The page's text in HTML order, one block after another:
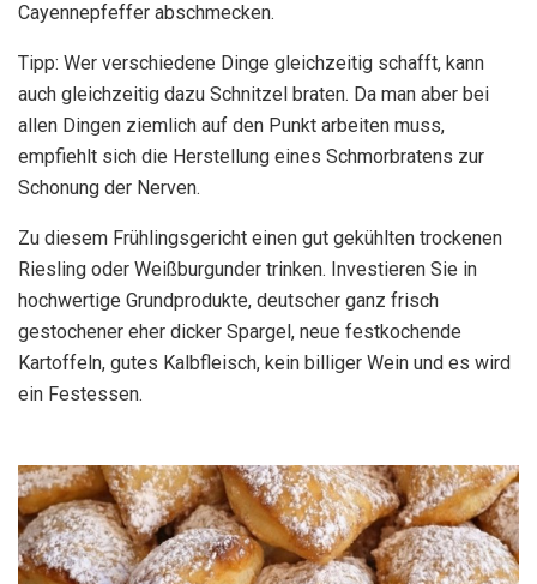
Cayennepfeffer abschmecken.
Tipp: Wer verschiedene Dinge gleichzeitig schafft, kann
auch gleichzeitig dazu Schnitzel braten. Da man aber bei
allen Dingen ziemlich auf den Punkt arbeiten muss,
empfiehlt sich die Herstellung eines Schmorbratens zur
Schonung der Nerven.
Zu diesem Frühlingsgericht einen gut gekühlten trockenen
Riesling oder Weißburgunder trinken. Investieren Sie in
hochwertige Grundprodukte, deutscher ganz frisch
gestochener eher dicker Spargel, neue festkochende
Kartoffeln, gutes Kalbfleisch, kein billiger Wein und es wird
ein Festessen.